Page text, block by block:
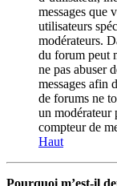
messages que
utilisateurs
modérateurs.
du forum peut
ne pas abuser
messages afin
de forums ne
un modérateur
compteur de
Haut
Pourquoi m’est-il